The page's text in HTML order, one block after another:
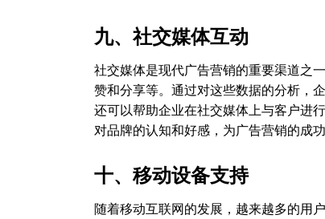
九、社交媒体互动
社交媒体是现代广告营销的重要渠道之
赞和分享等。通过对这些数据的分析，
还可以帮助企业在社交媒体上与客户进
对品牌的认知和好感，为广告营销的成功
十、移动设备支持
随着移动互联网的发展，越来越多的用